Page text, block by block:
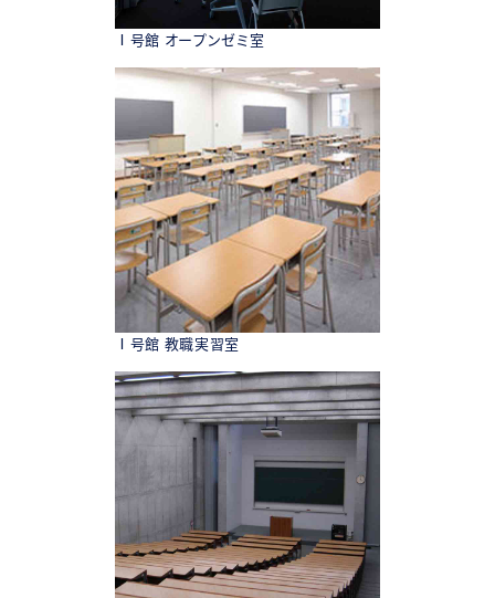
Ⅰ号館 オープンゼミ室
Ⅰ号館 教職実習室